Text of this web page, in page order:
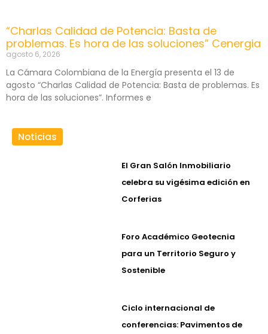
“Charlas Calidad de Potencia: Basta de
problemas. Es hora de las soluciones” Cenergia
agosto 6, 2026
La Cámara Colombiana de la Energía presenta el 13 de
agosto “Charlas Calidad de Potencia: Basta de problemas. Es
hora de las soluciones”. Informes e
Noticias
El Gran Salón Inmobiliario
celebra su vigésima edición en
Corferias
Foro Académico Geotecnia
para un Territorio Seguro y
Sostenible
Ciclo internacional de
conferencias: Pavimentos de